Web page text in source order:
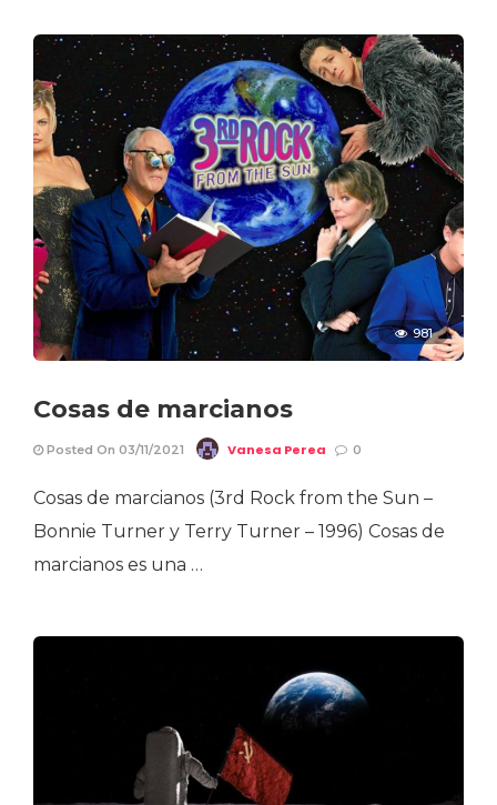
981
Cosas de marcianos
Posted On 03/11/2021 Vanesa Perea 0
Cosas de marcianos (3rd Rock from the Sun –
Bonnie Turner y Terry Turner – 1996) Cosas de
marcianos es una …